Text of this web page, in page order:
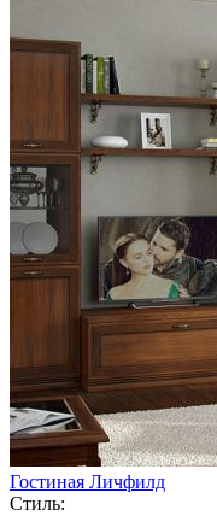
Гостиная Личфилд
Стиль: